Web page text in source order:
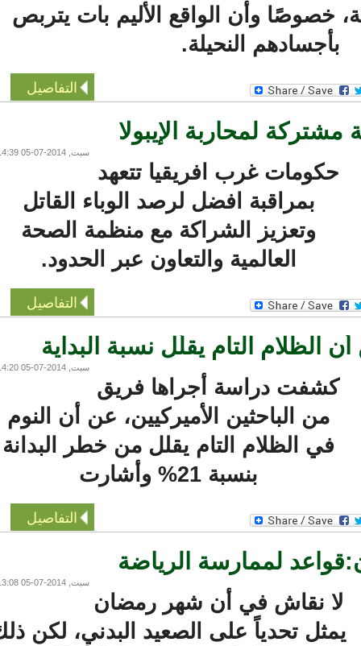
خصوصًا وأن الواقع الأليم بات يتربص
بأجسادهم النحيلة.
التفاصيل
لمحاربة الإيبولا
سبت, 2014-07-05 14:39
حكومات غرب افريقيا تتعهد
بمراقبة افضل لرصد الوباء القاتل
وتعزيز الشراكة مع منظمة الصحة
العالمية والتعاون عبر الحدود.
التفاصيل
التام يقلّل نسبة البداية
سبت, 2014-07-05 14:20
كشفت دراسة أجراها فريق
من الباحثين الأميركيين، عن أن النوم
في الظلام التام يقلل من خطر البدانة
بنسبة 21% وأشارت
التفاصيل
لممارسة الرياضة
سبت, 2014-07-05 13:08
لا نقاش في أن شهر رمضان
تحدياً على الصعيد البدني، لكن ذلك